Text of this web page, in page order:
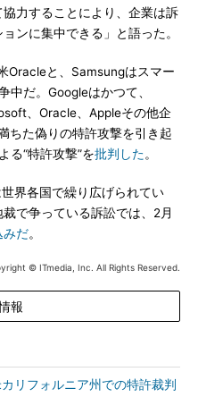
力することにより、企業は訴
ンに集中できる」と語った。
と、Samsungはスマー
中だ。Googleはかつて、
、Oracle、Appleその他企
ちた偽りの特許攻撃を引き起
る“特許攻撃”を批判した。
界各国で繰り広げられてい
で争っている訴訟では、2月
みだ。
© ITmedia, Inc. All Rights Reserved.
報
リフォルニア州での特許裁判